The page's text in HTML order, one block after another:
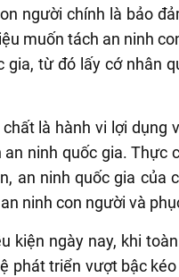
người chính là bảo
muốn tách an ninh
gia, từ đó lấy cớ nhân
là hành vi lợi dụng
an ninh quốc gia. Thực
an ninh quốc gia của
ninh con người và
kiện ngày nay, khi
phát triển vượt bậc